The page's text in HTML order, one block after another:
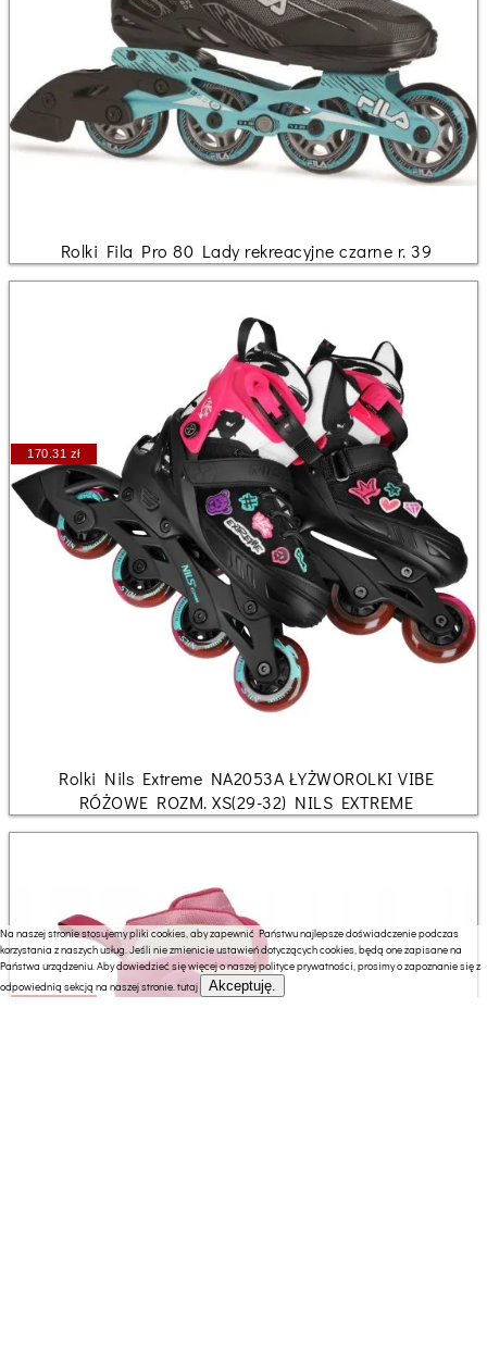
Rolki Fila Pro 80 Lady rekreacyjne czarne r. 39
170.31 zł
Rolki Nils Extreme NA2053A ŁYŻWOROLKI VIBE
RÓŻOWE ROZM. XS(29-32) NILS EXTREME
Na naszej stronie stosujemy pliki cookies, aby zapewnić Państwu najlepsze doświadczenie podczas
korzystania z naszych usług. Jeśli nie zmienicie ustawień dotyczących cookies, będą one zapisane na
Państwa urządzeniu. Aby dowiedzieć się więcej o naszej polityce prywatności, prosimy o zapoznanie się z
odpowiednią sekcją na naszej stronie.tutaj Akceptuję.